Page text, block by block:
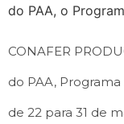
do PAA, o
CONAFER
do PAA,
de 22 para 31 de